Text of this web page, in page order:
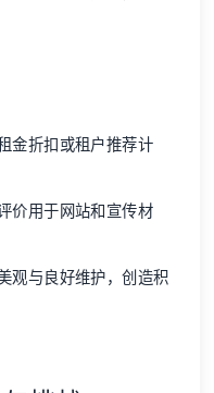
金折扣或租户推荐计
价用于网站和宣传材
观与良好维护，创造积